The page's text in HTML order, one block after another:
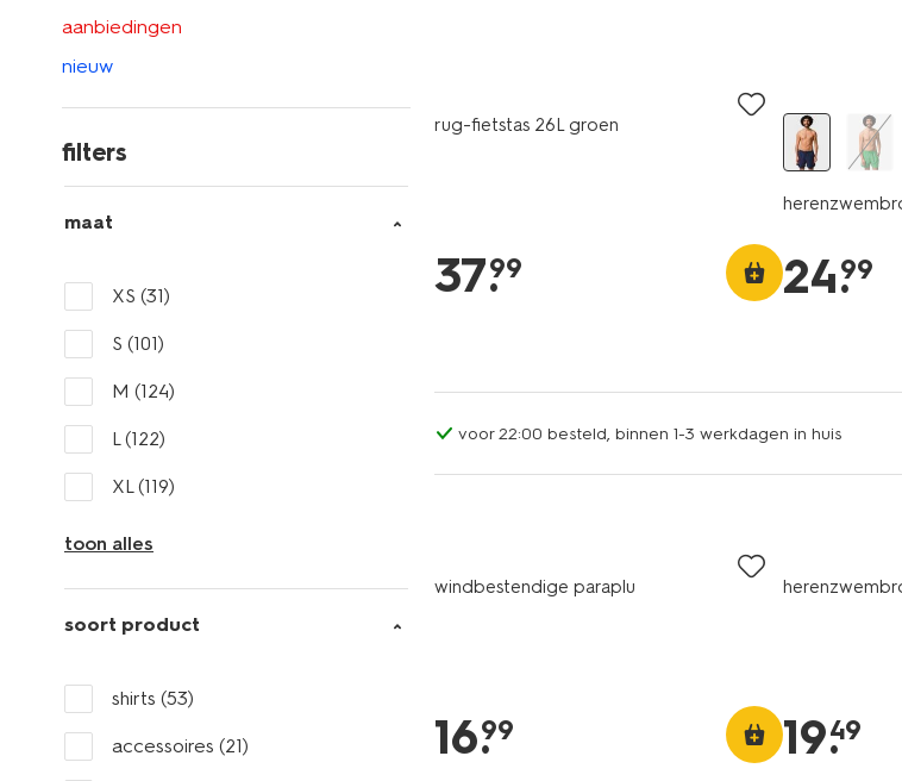
aanbiedingen
nieuw
filters
maat
XS (31)
S (101)
M (124)
L(122)
XL(119)
toon alles
soort product
shirts (53)
accessoires (21)
rug-fietstas 26L groen
37.
99 24.
99
voor 22:00 besteld, binnen 1-3 werkdagen in huis
windbestendige paraplu
16.
99 19.
49